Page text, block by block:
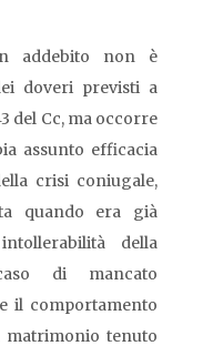
addebito non è
doveri previsti a
del Cc, ma occorre
assunto efficacia
crisi coniugale,
quando era già
della
di mancato
il comportamento
matrimonio tenuto